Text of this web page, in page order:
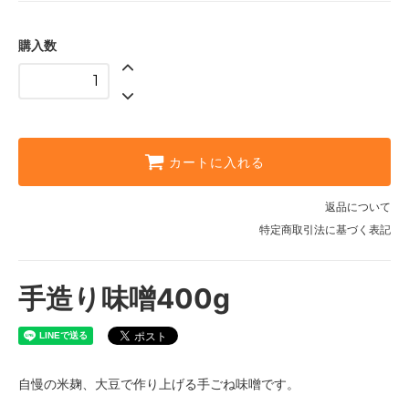
購入数
カートに入れる
返品について
特定商取引法に基づく表記
手造り味噌400g
自慢の米麹、大豆で作り上げる手ごね味噌です。